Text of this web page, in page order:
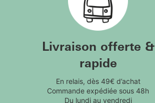
Livraison offerte &
rapide
En relais, dès 49€ d’achat
Commande expédiée sous 48h
Du lundi au vendredi